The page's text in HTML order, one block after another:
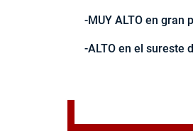
-MUY ALTO en gran
-ALTO en el sureste